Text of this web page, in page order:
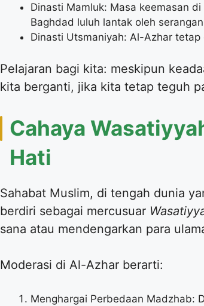
Dinasti Mamluk: Masa keemasan
Baghdad luluh lantak oleh
Dinasti Utsmaniyah: Al-Azhar
Pelajaran bagi kita: meskipun
kita berganti, jika kita tetap teguh
Cahaya
Hati
Sahabat Muslim, di tengah dunia
berdiri sebagai mercusuar
sana atau mendengarkan para
Moderasi di Al-Azhar berarti:
Menghargai Perbedaan Madzhab: